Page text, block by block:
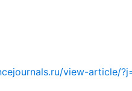
view-article/